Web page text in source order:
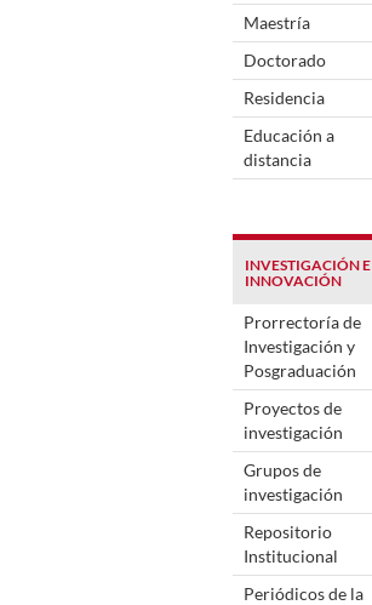
Maestría
Doctorado
Residencia
Educación a
distancia
INVESTIGACIÓN E
INNOVACIÓN
Prorrectoría de
Investigación y
Posgraduación
Proyectos de
investigación
Grupos de
investigación
Repositorio
Institucional
Periódicos de la